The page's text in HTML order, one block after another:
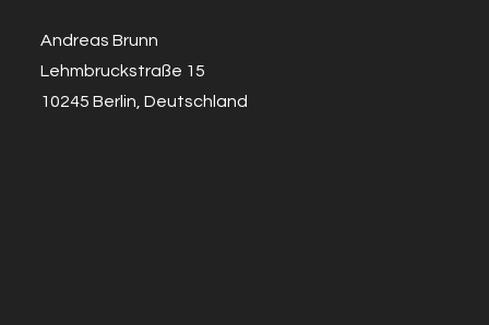
Andreas Brunn
Lehmbruckstraße 15
10245 Berlin, Deutschland